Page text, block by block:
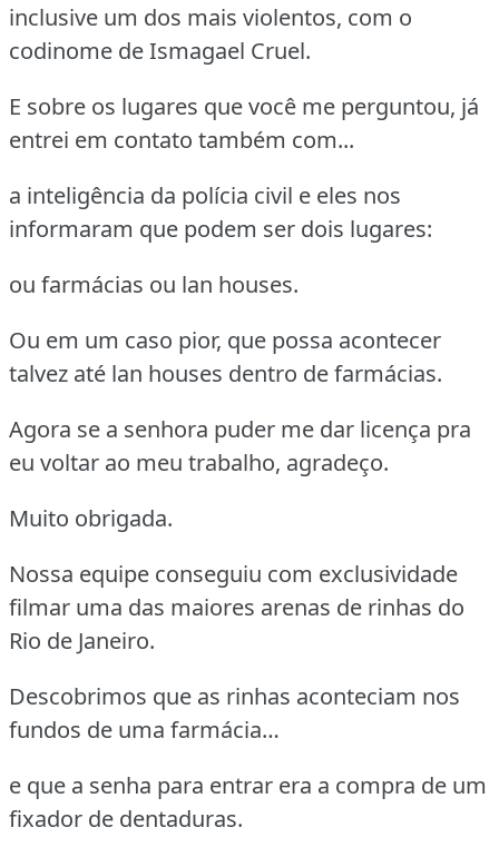
inclusive um dos mais violentos, com o
codinome de Ismagael Cruel.
E sobre os lugares que você me perguntou, já
entrei em contato também com...
a inteligência da polícia civil e eles nos
informaram que podem ser dois lugares:
ou farmácias ou lan houses.
Ou em um caso pior, que possa acontecer
talvez até lan houses dentro de farmácias.
Agora se a senhora puder me dar licença pra
eu voltar ao meu trabalho, agradeço.
Muito obrigada.
Nossa equipe conseguiu com exclusividade
filmar uma das maiores arenas de rinhas do
Rio de Janeiro.
Descobrimos que as rinhas aconteciam nos
fundos de uma farmácia…
e que a senha para entrar era a compra de um
fixador de dentaduras.